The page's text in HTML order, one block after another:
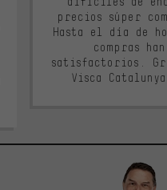
precios súper
Hasta el día de
compras
satisfactorios.
Visca